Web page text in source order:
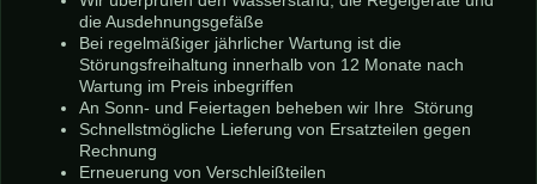
die Ausdehnungsgefäße
Bei regelmäßiger jährlicher Wartung ist die
Störungsfreihaltung innerhalb von 12 Monate nach
Wartung im Preis inbegriffen
An Sonn- und Feiertagen beheben wir Ihre Störung
Schnellstmögliche Lieferung von Ersatzteilen gegen
Rechnung
Erneuerung von Verschleißteilen